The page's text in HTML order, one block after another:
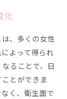
化
、多くの女性
よって得られ
ることで、日
とができま
く、衛生面で